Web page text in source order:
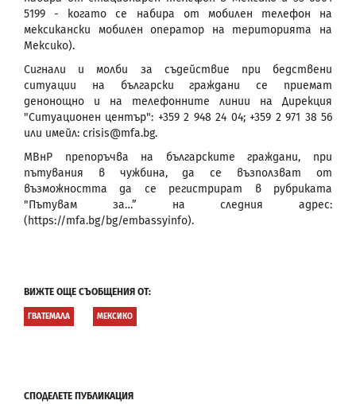
5199 - когато се набира от мобилен телефон на
мексикански мобилен оператор на територията на
Мексико).
Сигнали и молби за съдействие при бедствени
ситуации на български граждани се приемат
денонощно и на телефонните линии на Дирекция
"Ситуационен център": +359 2 948 24 04; +359 2 971 38 56
или имейл: crisis@mfa.bg.
МВнР препоръчва на българските граждани, при
пътувания в чужбина, да се възползват от
възможността да се регистрират в рубриката
"Пътувам за…” на следния адрес:
(https://mfa.bg/bg/embassyinfo).
ВИЖТЕ ОЩЕ СЪОБЩЕНИЯ ОТ:
ГВАТЕМАЛА МЕКСИКО
СПОДЕЛЕТЕ ПУБЛИКАЦИЯ